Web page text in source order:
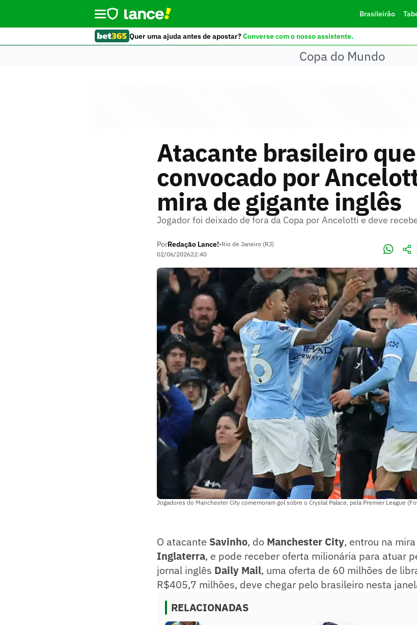
Brasileirão
Quer uma ajuda antes de apostar?Converse com o nosso assistente.
Copa do Mundo
Atacante brasileiro
convocado por
mira de gigante inglês
Jogador foi deixado de fora da Copa por Ancelotti e deve
PorRedação Lance!•Rio de Janeiro (RJ)
02/06/202622:40
Jogadores do Manchester City comemoram gol sobre o Crystal Palace, pela Premier League
O atacante Savinho, do Manchester City, entrou na
Inglaterra, e pode receber oferta milionária para atuar
jornal inglês Daily Mail, uma oferta de 60 milhões de
R$405,7 milhões, deve chegar pelo brasileiro nesta
RELACIONADAS